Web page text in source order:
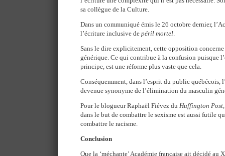
sa collègue de la Culture.
Dans un communiqué émis le 26 octobre dernier,
l’écriture inclusive de péril mortel.
Sans le dire explicitement, cette opposition
générique. Ce qui contribue à la confusion puisque
principe, est une réforme plus vaste que cela.
Conséquemment, dans l’esprit du public québécois,
devenue synonyme de l’élimination du masculin
Pour le blogueur Raphaël Fiévez du Huffington Post
dans le but de combattre le sexisme est aussi futile
combattre le racisme.
Conclusion
Que la ‘méchante’ Académie française ait décidé au